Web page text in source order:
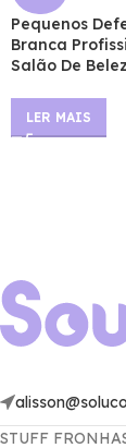
Pequenos
Branca
Salão De
LER MAIS
STUFF